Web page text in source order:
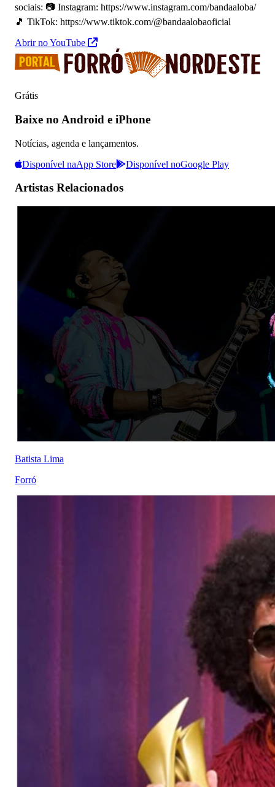
sociais: 📷 Instagram: https://www.instagram.com/bandaaloba/
🎵 TikTok: https://www.tiktok.com/@bandaalobaoficial
Abrir no YouTube
Grátis
Baixe no Android e iPhone
Notícias, agenda e lançamentos.
Disponível naApp Store Disponível noGoogle Play
Artistas Relacionados
Batista Lima
Forró